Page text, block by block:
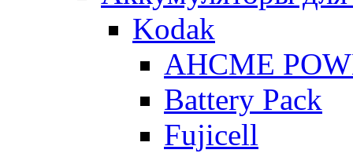
Kodak
AHCME
Battery Pack
Fujicell